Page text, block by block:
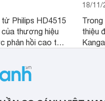
Philips HD4515
thương hiệu
phản hồi cao từ
18/11/
Trong
thiệu